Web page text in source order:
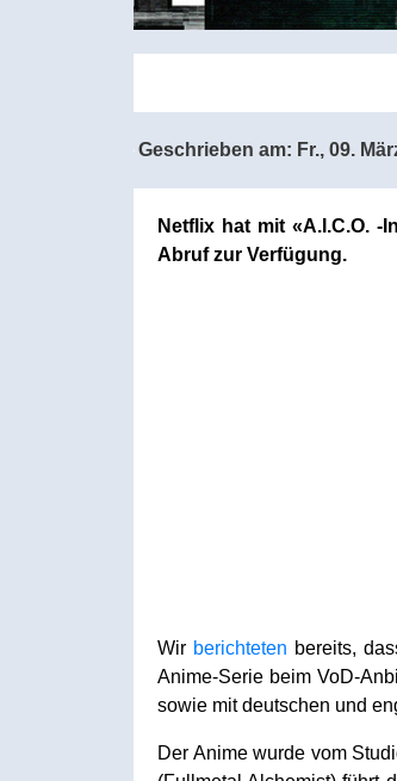
Geschrieben am: Fr., 09.
Netflix hat mit «A.I.C.O.
Abruf zur Verfügung.
Wir berichteten bereits,
Anime-Serie beim VoD-
sowie mit deutschen und
Der Anime wurde vom